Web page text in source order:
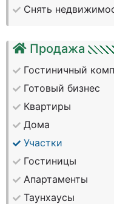
Снять
Продажа
Гостиничный
Готовый бизнес
Квартиры
Дома
Участки
Гостиницы
Апартаменты
Таунхаусы